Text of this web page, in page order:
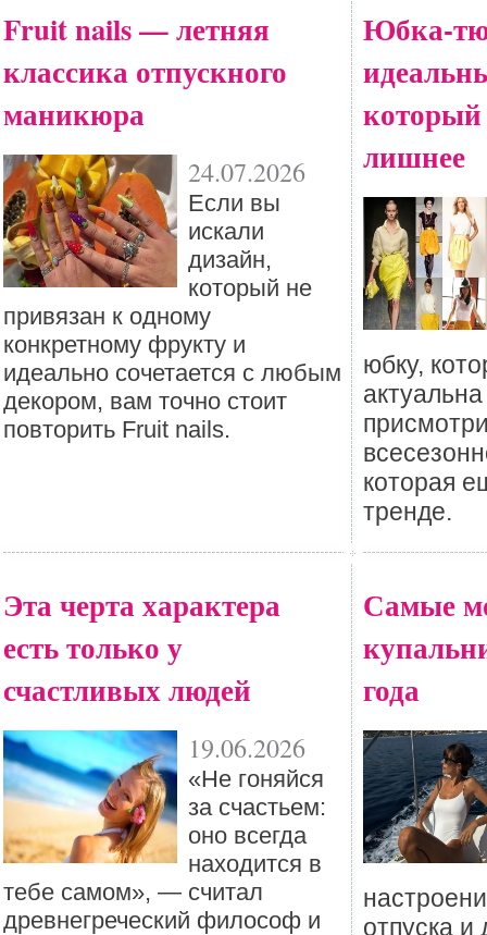
Fruit nails — летняя
классика отпускного
маникюра
24.07.2026
Eсли вы
искали
дизайн,
который не
привязан к одному
конкретному фрукту и
идеально сочетается с любым
декором, вам точно стоит
повторить Fruit nails.
Юбка-
лишнее
юбку,
которая
тренде.
Эта черта характера
есть только у
счастливых людей
19.06.2026
«Не гоняйся
за счастьем:
оно всегда
находится в
тебе самом», — считал
древнегреческий философ и
Самые
года
отпуска